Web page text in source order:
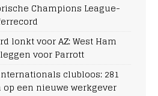
Champions League-
lonkt voor AZ: West Ham
voor Parrott
clubloos: 281
een nieuwe werkgever